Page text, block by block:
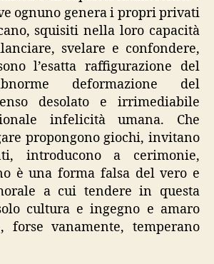
ognuno genera i propri privati
squisiti nella loro capacità
svelare e confondere,
l’esatta raffigurazione del
deformazione del
desolato e irrimediabile
infelicità umana. Che
propongono giochi, invitano
introducono a cerimonie,
è una forma falsa del vero e
a cui tendere in questa
cultura e ingegno e amaro
forse vanamente, temperano